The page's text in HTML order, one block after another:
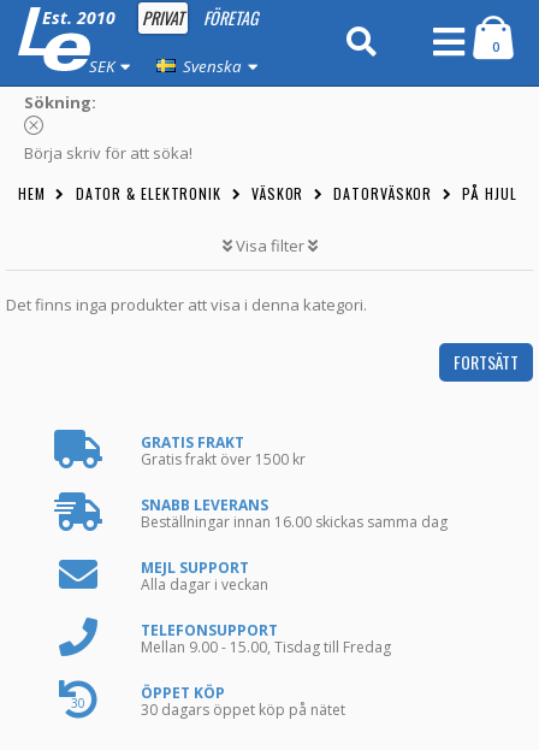
Est. 2010 PRIVAT FÖRETAG
SEK Svenska
0
Sökning:
Börja skriv för att söka!
HEM DATOR & ELEKTRONIK VÄSKOR DATORVÄSKOR PÅ HJUL
Visa filter
Det finns inga produkter att visa i denna kategori.
FORTSÄTT
GRATIS FRAKT
Gratis frakt över 1500 kr
SNABB LEVERANS
Beställningar innan 16.00 skickas samma dag
MEJL SUPPORT
Alla dagar i veckan
TELEFONSUPPORT
Mellan 9.00 - 15.00, Tisdag till Fredag
30
ÖPPET KÖP
30 dagars öppet köp på nätet